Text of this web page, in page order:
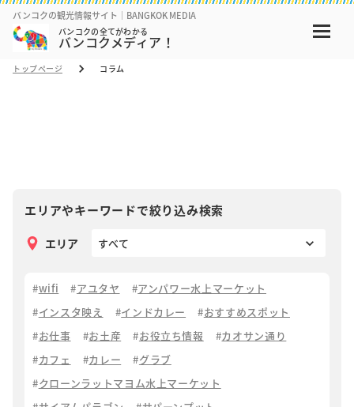
バンコクの観光情報サイト｜BANGKOK MEDIA
バンコクの全てがわかる
バンコクメディア！
トップページ コラム
エリアやキーワードで絞り込み検索
エリア
wifi アユタヤ
アンパワー水上マーケット
インスタ映え
インドカレー
おすすめスポット
お仕事
お土産 お役立ち情報
カオサン通り
カフェ
カレー
グラブ
クローンラットマヨム水上マーケット